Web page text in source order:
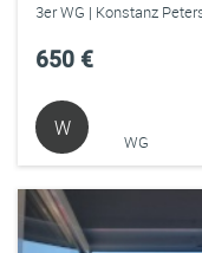
3er WG | Konstanz
650 €
W
WG